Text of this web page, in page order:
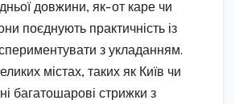
довжини, як-от каре чи
поєднують практичність із
з укладанням.
містах, таких як Київ чи
багатошарові стрижки з